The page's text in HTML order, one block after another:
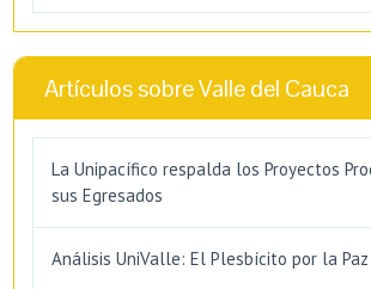
Artículos sobre Valle del Cauca
La Unipacífico respalda los Proyectos
sus Egresados
Análisis UniValle: El Plesbícito por la Paz